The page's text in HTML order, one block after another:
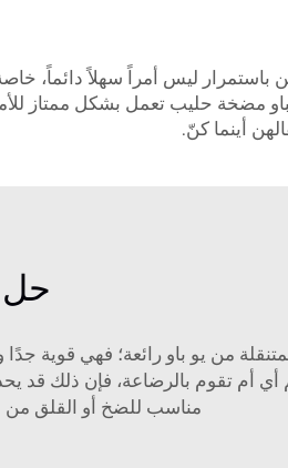
باستمرار ليس أمراً سهلاً
مضخة حليب تعمل بشكل ممتاز
أينما كنّ.
حل
من يو باو رائعة؛ فهي قوية
أي أم تقوم بالرضاعة، فإن ذلك قد
مناسب للضخ أو القلق من